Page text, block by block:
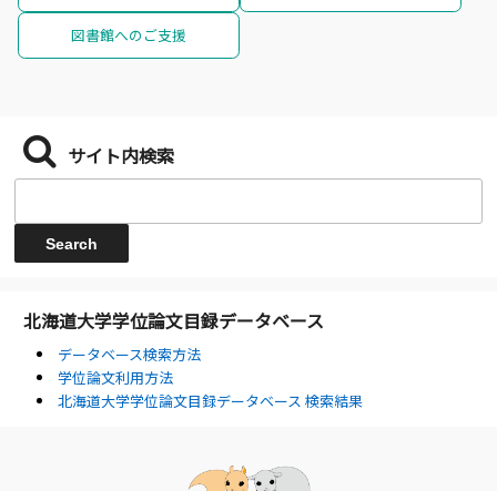
図書館へのご支援
サイト内検索
北海道大学学位論文目録データベース
データベース検索方法
学位論文利用方法
北海道大学学位論文目録データベース 検索結果